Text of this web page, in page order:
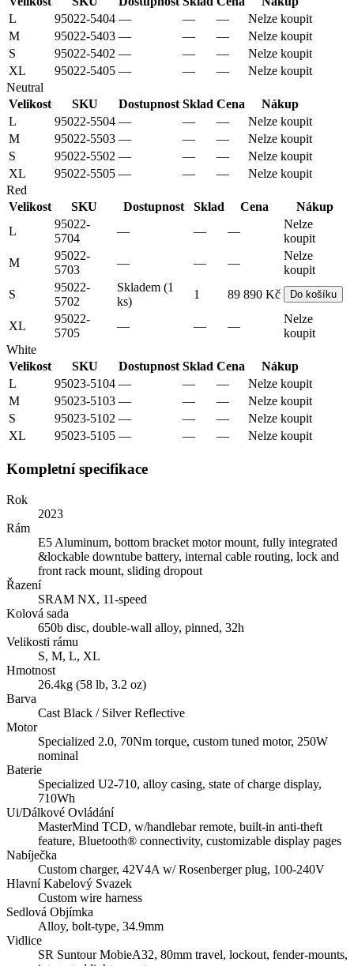
L
95022-5404 — — —
Nelze koupit
M
95022-5403 — — —
Nelze koupit
S
95022-5402 — — —
Nelze koupit
XL
95022-5405 — — —
Nelze koupit
Neutral
Velikost
SKU Dostupnost Sklad Cena
Nákup
L
95022-5504 — — —
Nelze koupit
M
95022-5503 — — —
Nelze koupit
S
95022-5502 — — —
Nelze koupit
XL
95022-5505 — — —
Nelze koupit
Red
Velikost
SKU Dostupnost Sklad Cena
Nákup
L
95022-
5704
— — —
Nelze
koupit
M
95022-
5703
— — —
Nelze
koupit
S
95022-
5702
Skladem (1
ks)
1 89 890 Kč Do košíku
XL
95022-
5705
— — —
Nelze
koupit
White
Velikost
SKU Dostupnost Sklad Cena
Nákup
L
95023-5104 — — —
Nelze koupit
M
95023-5103 — — —
Nelze koupit
S
95023-5102 — — —
Nelze koupit
XL
95023-5105 — — — Nelze koupit
Kompletní specifikace
Rok
2023
Rám
E5 Aluminum, bottom bracket motor mount, fully integrated
&lockable downtube battery, internal cable routing, lock and
front rack mount, sliding dropout
Řazení
SRAM NX, 11-speed
Kolová sada
650b disc, double-wall alloy, pinned, 32h
Velikosti rámu
S, M, L, XL
Hmotnost
26.4kg (58 lb, 3.2 oz)
Barva
Cast Black / Silver Reflective
Motor
Specialized 2.0, 70Nm torque, custom tuned motor, 250W
nominal
Baterie
Specialized U2-710, alloy casing, state of charge display,
710Wh
Ui/Dálkové Ovládání
MasterMind TCD, w/handlebar remote, built-in anti-theft
feature, Bluetooth® connectivity, customizable display pages
Nabíječka
Custom charger, 42V4A w/ Rosenberger plug, 100-240V
Hlavní Kabelový Svazek
Custom wire harness
Sedlová Objímka
Alloy, bolt-type, 34.9mm
Vidlice
SR Suntour MobieA32, 80mm travel, lockout, fender-mounts,